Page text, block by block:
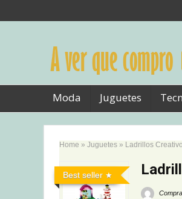
Moda Juguetes
Home » Juguetes » Ladrillos
Best seller